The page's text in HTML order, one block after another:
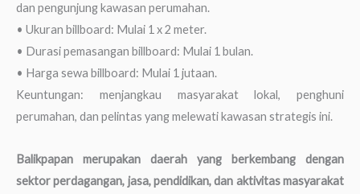
dan pengunjung kawasan perumahan.
• Ukuran billboard: Mulai 1 x 2 meter.
• Durasi pemasangan billboard: Mulai 1 bulan.
• Harga sewa billboard: Mulai 1 jutaan.
Keuntungan: menjangkau masyarakat lokal, penghuni
perumahan, dan pelintas yang melewati kawasan strategis ini.
Balikpapan merupakan daerah yang berkembang dengan
sektor perdagangan, jasa, pendidikan, dan aktivitas masyarakat